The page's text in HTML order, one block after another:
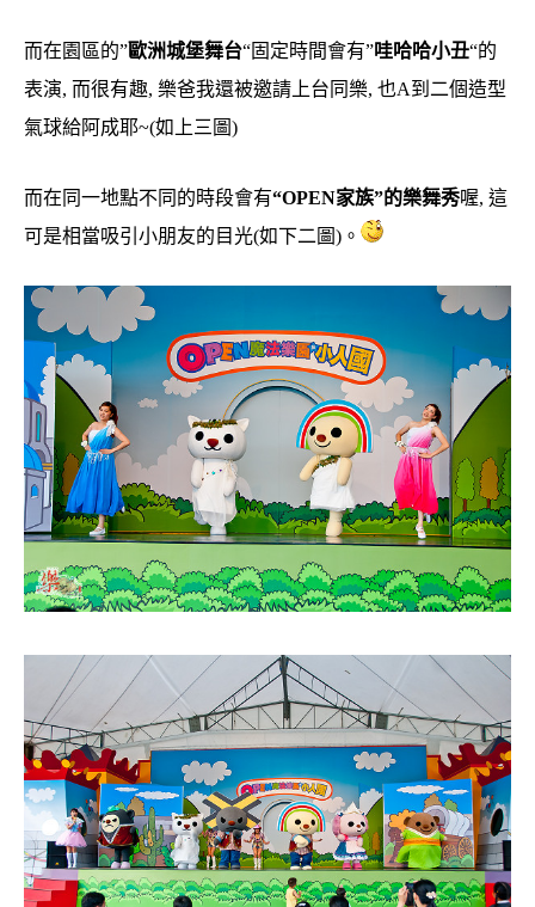
而在園區的”歐洲城堡舞台“固定時間會有”哇哈哈小丑“的
表演, 而很有趣, 樂爸我還被邀請上台同樂, 也A到二個造型
氣球給阿成耶~(如上三圖)
而在同一地點不同的時段會有“OPEN家族”的樂舞秀喔, 這
可是相當吸引小朋友的目光(如下二圖)。